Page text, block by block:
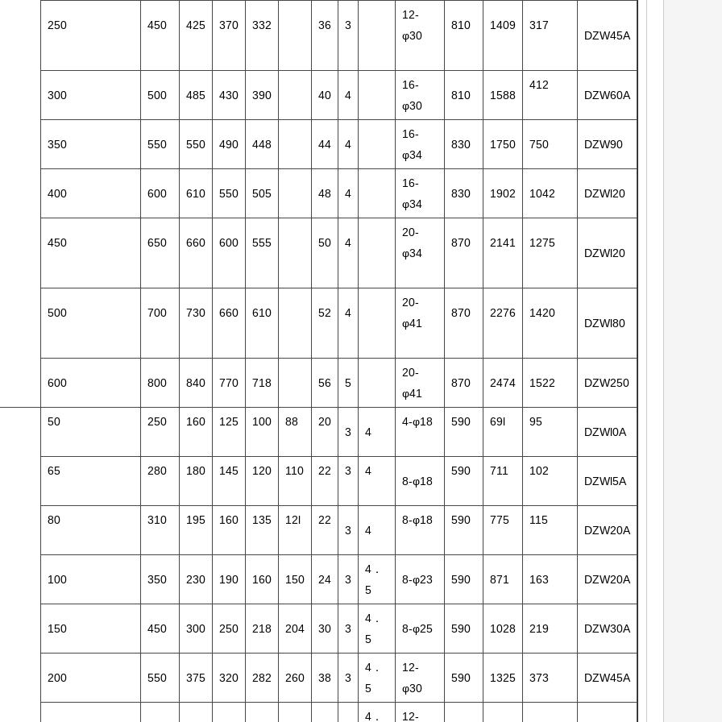
250 450 425 370 332 36 3
12-
φ30
810 1409
317
DZW45A
300 500 485 430 390 40 4
16-
φ30
810 1588
412
DZW60A
350 550 550 490 448 44 4
16-
φ34
830 1750 750 DZW90
400 600 610 550 505 48 4
16-
φ34
830 1902 1042 DZWl20
450 650 660 600 555 50 4
20-
φ34
870 2141
1275
DZWl20
500 700 730 660 610 52 4
20-
φ41
870 2276
1420
DZWl80
600 800 840 770 718 56 5
20-
φ41
870 2474 1522 DZW250
50 250 160 125 100 88
20
3
4
4-φ18 590 69l
95
DZWl0A
65 280 180 145 120 110 22 3
4
8-φ18
590 711
102
DZWl5A
80 310 195 160 135 12l
22
3
4
8-φ18 590 775
115
DZW20A
100 350 230 190 160 150 24 3
4．
5
8-φ23 590 871 163 DZW20A
150 450 300 250 218 204 30 3
4．
5
8-φ25 590 1028 219 DZW30A
200 550 375 320 282 260 38 3
4．
5
12-
φ30
590 1325 373 DZW45A
4．
12-